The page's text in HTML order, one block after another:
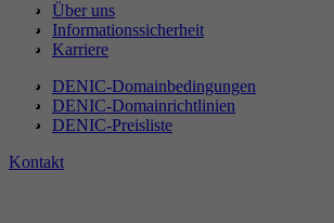
Über uns
Informationssicherheit
Karriere
DENIC-Domainbedingungen
DENIC-Domainrichtlinien
DENIC-Preisliste
Kontakt